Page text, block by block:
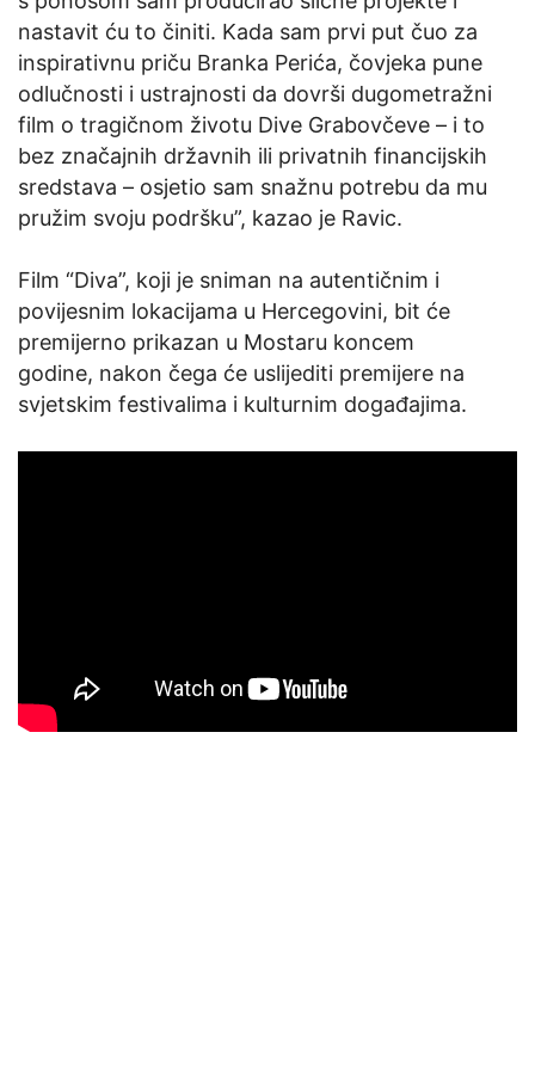
nastavit ću to činiti. Kada sam prvi put čuo za
inspirativnu priču Branka Perića, čovjeka pune
odlučnosti i ustrajnosti da dovrši dugometražni
film o tragičnom životu Dive Grabovčeve – i to
bez značajnih državnih ili privatnih financijskih
sredstava – osjetio sam snažnu potrebu da mu
pružim svoju podršku”, kazao je Ravic.
Film “Diva”, koji je sniman na autentičnim i
povijesnim lokacijama u Hercegovini, bit će
premijerno prikazan u Mostaru koncem
godine, nakon čega će uslijediti premijere na
svjetskim festivalima i kulturnim događajima.